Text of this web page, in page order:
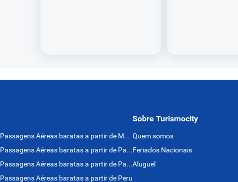
Passagens Aéreas baratas a partir de México
Passagens Aéreas baratas a partir de Panamá
Passagens Aéreas baratas a partir de Paraguai
Passagens Aéreas baratas a partir de Peru
Sobre Turismocity
Quem somos
Feriados Nacionais
Aluguel